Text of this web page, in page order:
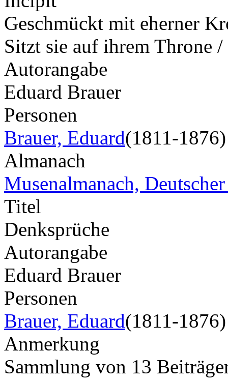
Geschmückt mit eherner
Sitzt sie auf ihrem Throne
Autorangabe
Eduard Brauer
Personen
Brauer, Eduard(1811-1876)
Almanach
Musenalmanach,
Titel
Denksprüche
Autorangabe
Eduard Brauer
Personen
Brauer, Eduard(1811-1876)
Anmerkung
Sammlung von 13